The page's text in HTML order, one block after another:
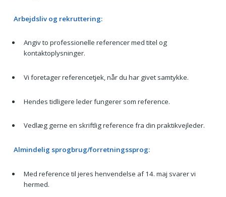
Arbejdsliv og rekruttering:
Angiv to professionelle referencer med titel og
kontaktoplysninger.
Vi foretager referencetjek, når du har givet samtykke.
Hendes tidligere leder fungerer som reference.
Vedlæg gerne en skriftlig reference fra din praktikvejleder.
Almindelig sprogbrug/forretningssprog:
Med reference til jeres henvendelse af 14. maj svarer vi
hermed.